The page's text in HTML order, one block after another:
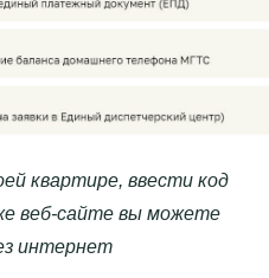
квартире, ввести код
веб-сайте вы можете
интернет